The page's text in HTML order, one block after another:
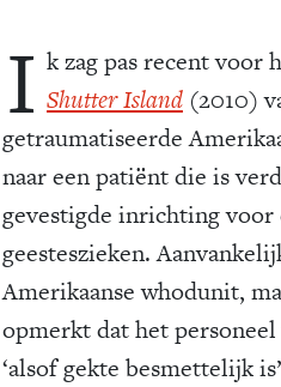
I k zag pas recent voor
Shutter Island(2010)
getraumatiseerde
naar een patiënt die is
gevestigde inrichting voor
geesteszieken.
Amerikaanse whodunit,
opmerkt dat het
‘alsof gekte besmettelijk